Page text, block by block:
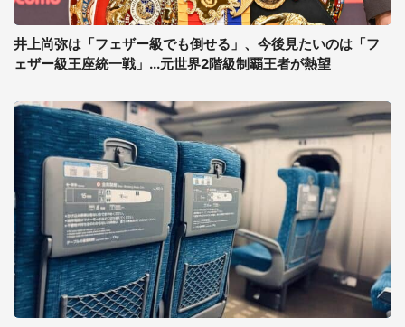
井上尚弥は「フェザー級でも倒せる」、今後見たいのは「フ
ェザー級王座統一戦」...元世界2階級制覇王者が熱望